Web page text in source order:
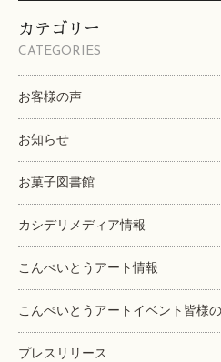
カテゴリー
CATEGORIES
お客様の声
お知らせ
お菓子図書館
カシデリメディア情報
こんぺいとうアート情報
こんぺいとうアートイベント皆様
プレスリリース